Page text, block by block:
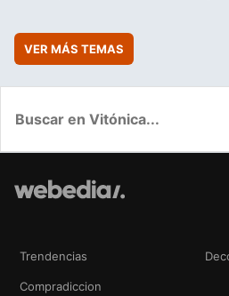
VER MÁS TEMAS
Trendencias
Compradiccion